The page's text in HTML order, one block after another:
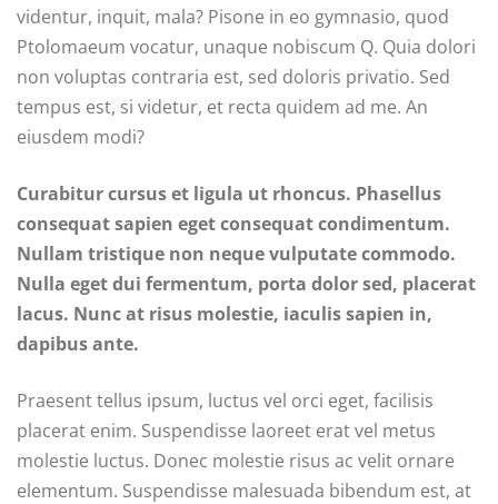
videntur, inquit, mala? Pisone in eo gymnasio, quod
Ptolomaeum vocatur, unaque nobiscum Q. Quia dolori
non voluptas contraria est, sed doloris privatio. Sed
tempus est, si videtur, et recta quidem ad me. An
eiusdem modi?
Curabitur cursus et ligula ut rhoncus. Phasellus
consequat sapien eget consequat condimentum.
Nullam tristique non neque vulputate commodo.
Nulla eget dui fermentum, porta dolor sed, placerat
lacus. Nunc at risus molestie, iaculis sapien in,
dapibus ante.
Praesent tellus ipsum, luctus vel orci eget, facilisis
placerat enim. Suspendisse laoreet erat vel metus
molestie luctus. Donec molestie risus ac velit ornare
elementum. Suspendisse malesuada bibendum est, at